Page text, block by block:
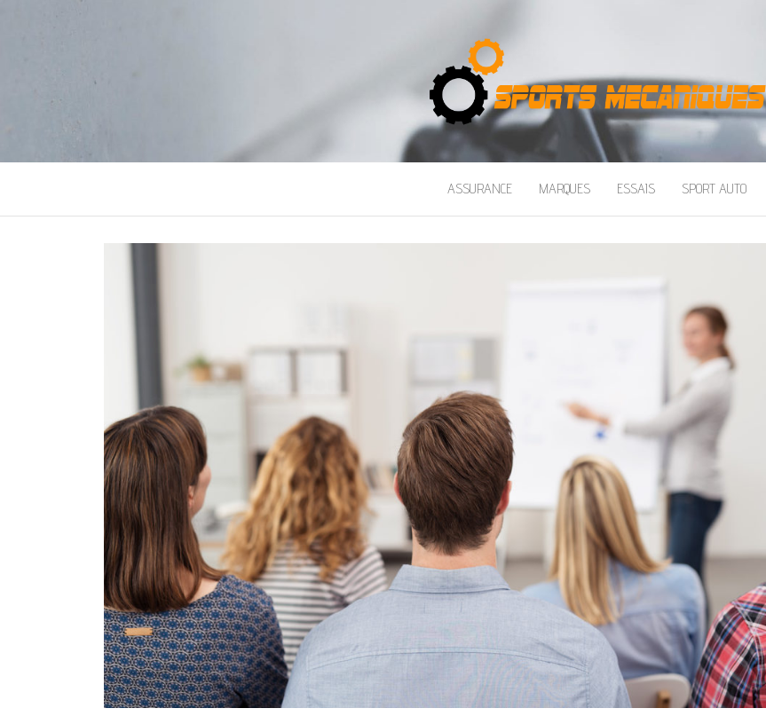
SPORTS MÉCANIQUES
ASSURANCE MARQUES ESSAIS SPORT AUTO